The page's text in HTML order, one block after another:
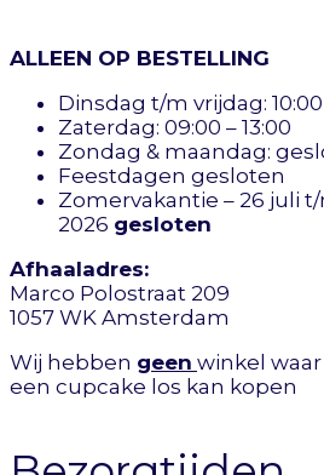
ALLEEN OP BESTELLING
Dinsdag t/m vrijdag: 10:00
Zaterdag: 09:00 – 13:00
Zondag & maandag:
Feestdagen gesloten
Zomervakantie – 26 juli
2026 gesloten
Afhaaladres:
Marco Polostraat 209
1057 WK Amsterdam
Wij hebben geen winkel
een cupcake los kan kopen